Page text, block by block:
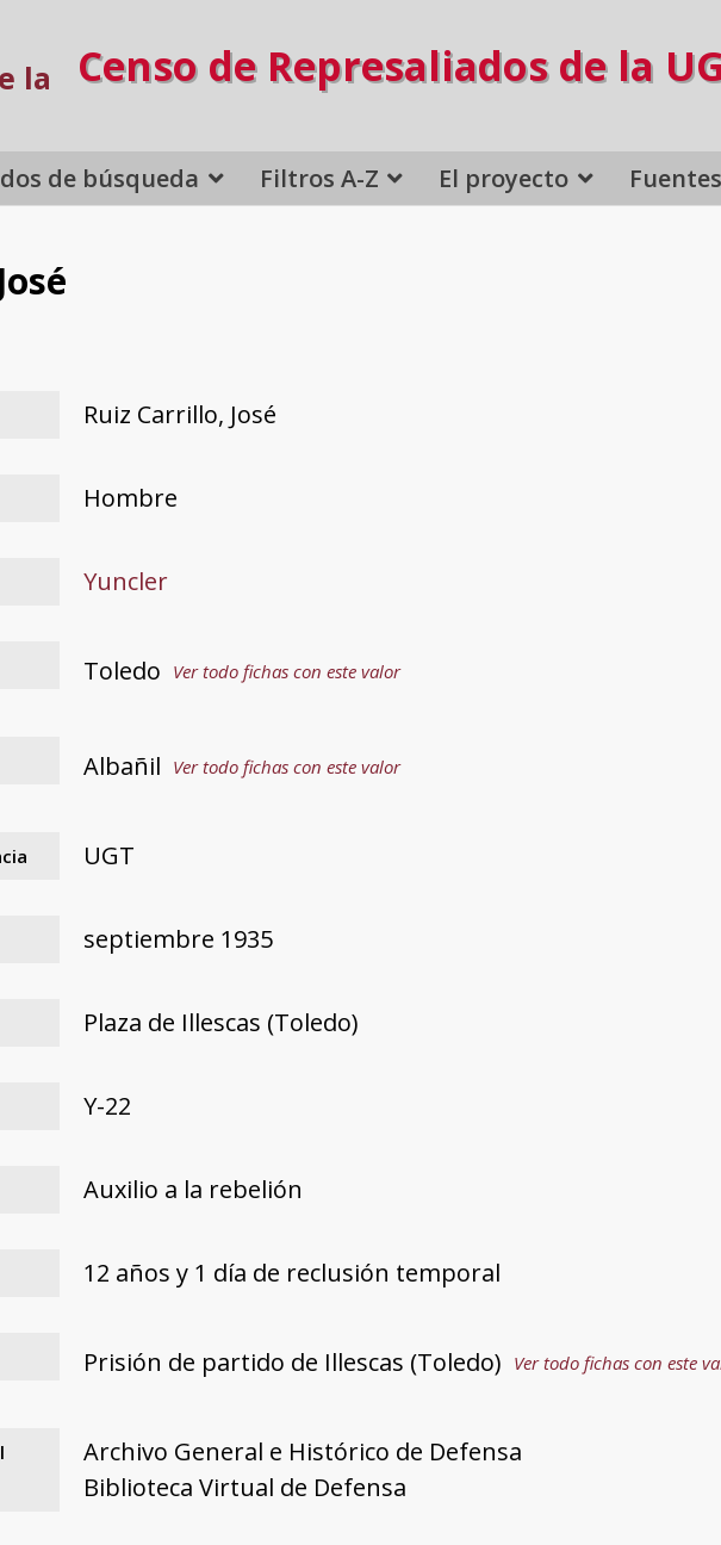
Censo de Represaliados de la
de búsqueda Filtros A-Z El proyecto
Ruiz Carrillo, José
Hombre
Yuncler
Toledo Ver todo fichas con este valor
Albañil Ver todo fichas con este valor
UGT
septiembre 1935
Plaza de Illescas (Toledo)
Y-22
Auxilio a la rebelión
12 años y 1 día de reclusión temporal
Prisión de partido de Illescas (Toledo) Ver todo fichas con este
Archivo General e Histórico de Defensa
Biblioteca Virtual de Defensa